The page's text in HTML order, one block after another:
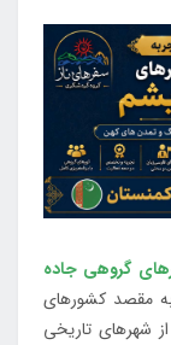
گروهی جاده
به مقصد کشورهای
از شهرهای تاریخی